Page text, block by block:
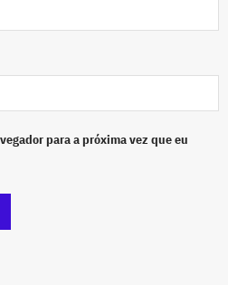
para a próxima vez que eu